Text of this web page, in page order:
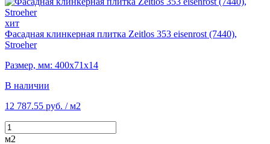
хит
Фасадная клинкерная плитка Zeitlos 353 eisenrost (7440),
Stroeher
Размер, мм: 400х71х14
В наличии
12 787.55 руб. / м2
м2